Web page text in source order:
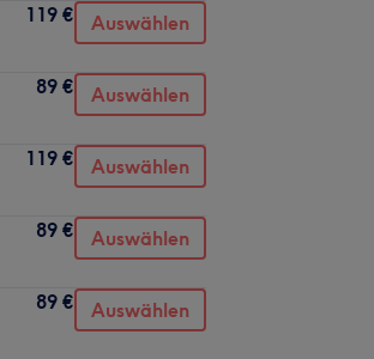
119 € Auswählen
89 € Auswählen
119 € Auswählen
89 € Auswählen
89 € Auswählen